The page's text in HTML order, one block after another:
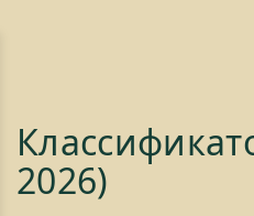
2026)